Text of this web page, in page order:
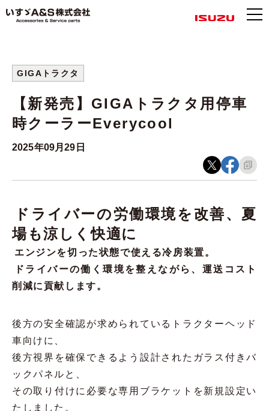
GIGAトラクタ
【新発売】GIGAトラクタ用停車
時クーラーEverycool
2025年09月29日
ドライバーの労働環境を改善、夏
場も涼しく快適に
エンジンを切った状態で使える冷房装置。
ドライバーの働く環境を整えながら、運送コスト
削減に貢献します。
後方の安全確認が求められているトラクターヘッド
車向けに、
後方視界を確保できるよう設計されたガラス付きバ
ックパネルと、
その取り付けに必要な専用ブラケットを新規設定い
たしました。